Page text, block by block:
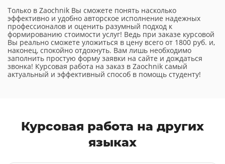
Только в Zaochnik Вы сможете понять насколько
эффективно и удобно авторское исполнение надежных
профессионалов и оценить разумный подход к
формированию стоимости услуг! Ведь при заказе курсовой
Вы реально сможете уложиться в цену всего от 1800 руб. и,
наконец, спокойно отдохнуть. Вам лишь необходимо
заполнить простую форму заявки на сайте и дождаться
звонка! Курсовая работа на заказ в Zaochnik самый
актуальный и эффективный способ в помощь студенту!
Курсовая работа на других
языках